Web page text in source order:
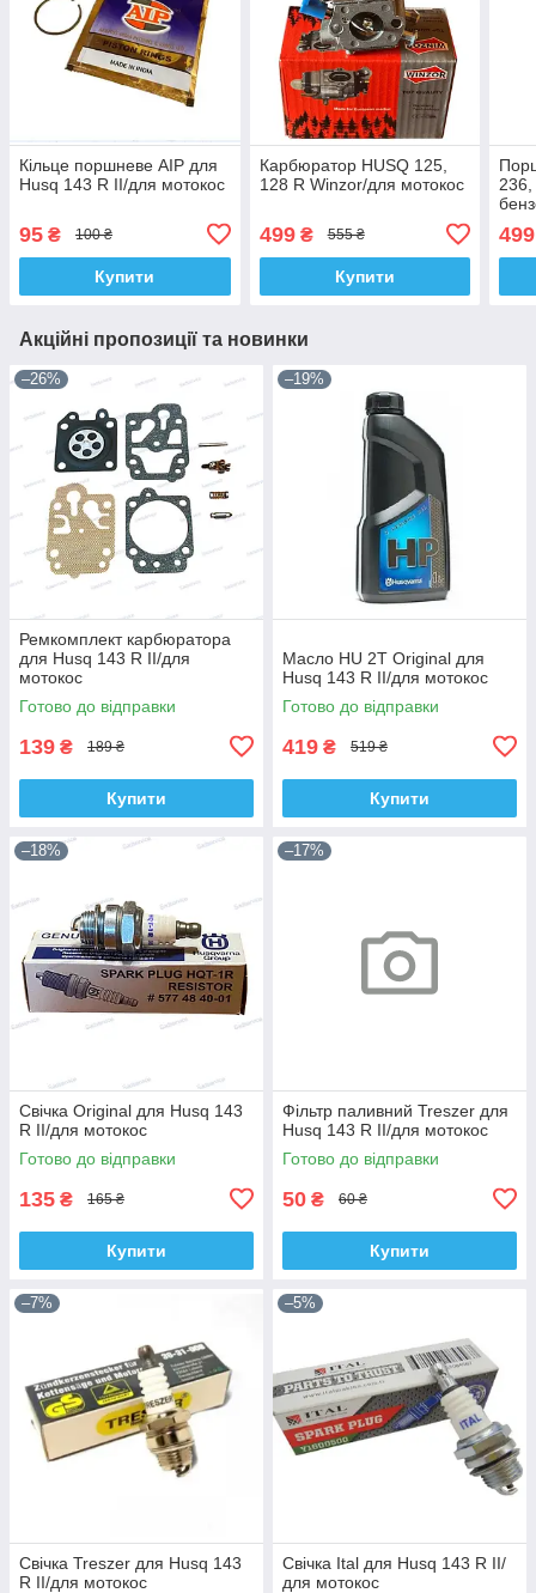
Кільце поршневе AIP для
Husq 143 R II/для мотокос
95 ₴ 100 ₴
Купити
Карбюратор HUSQ 125,
128 R Winzor/для мотокос
499₴ 555 ₴
Купити
499
Акційні пропозиції та новинки
–26%
Ремкомплект карбюратора
для Husq 143 R II/для
мотокос
Готово до відправки
139 ₴ 189 ₴
Купити
–19%
Масло HU 2T Original для
Husq 143 R II/для мотокос
Готово до відправки
419 ₴ 519 ₴
Купити
–18%
Свічка Original для Husq 143
R II/для мотокос
Готово до відправки
135 ₴ 165 ₴
Купити
–17%
Фільтр паливний Treszer для
Husq 143 R II/для мотокос
Готово до відправки
50 ₴ 60 ₴
Купити
–7%
Свічка Treszer для Husq 143
R II/для мотокос
–5%
Свічка Ital для Husq 143 R II/
для мотокос